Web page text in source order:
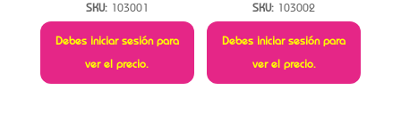
SKU: 103001
Debes iniciar sesión para
ver el precio.
SKU: 103002
Debes iniciar sesión para
ver el precio.